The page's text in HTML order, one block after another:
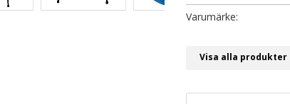
Visa alla produkter